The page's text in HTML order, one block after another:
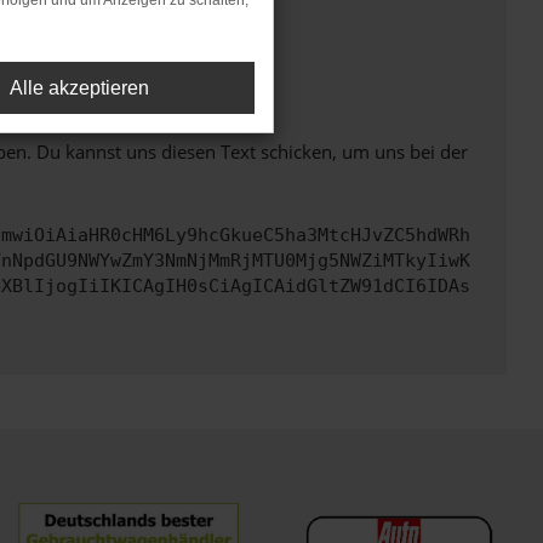
unterstützt werden.
Du kannst uns diesen Text schicken, um uns bei der
Alle akzeptieren